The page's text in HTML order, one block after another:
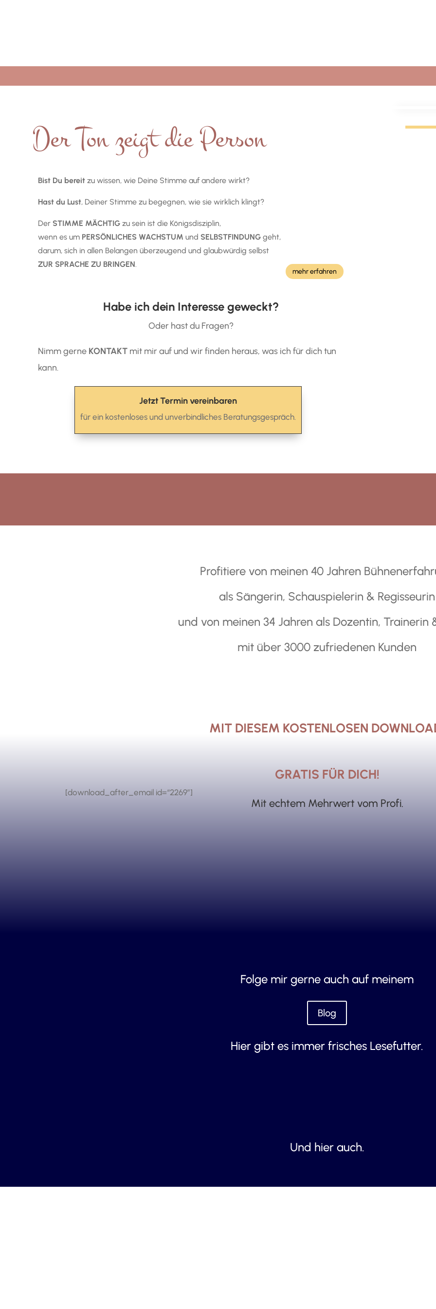
Der Ton zeigt die Person
Bist Du bereit zu wissen, wie Deine Stimme auf andere wirkt?
Hast du Lust, Deiner Stimme zu begegnen, wie sie wirklich klingt?
Der STIMME MÄCHTIG zu sein ist die Königsdisziplin,
wenn es um PERSÖNLICHES WACHSTUM und SELBSTFINDUNG geht,
darum, sich in allen Belangen überzeugend und glaubwürdig selbst
ZUR SPRACHE ZU BRINGEN
mehr erfahren
Habe ich dein Interesse geweckt?
Oder hast du Fragen?
Nimm gerne KONTAKT mit mir auf und wir finden heraus, was ich für dich tun
kann.
Jetzt Termin vereinbaren
für ein kostenloses und unverbindliches Beratungsgespräch.
Profitiere von meinen 40 Jahren
als Sängerin, Schauspielerin & Regisseurin
und von meinen 34 Jahren als Dozentin, Trainerin
mit über 3000 zufriedenen Kunden
MIT DIESEM KOSTENLOSEN
GRATIS FÜR DICH!
[download_after_email id=“2269″]
Mit echtem Mehrwert vom Profi.
Folge mir gerne auch auf meinem
Blog
Hier gibt es immer frisches Lesefutter.
Und hier auch.